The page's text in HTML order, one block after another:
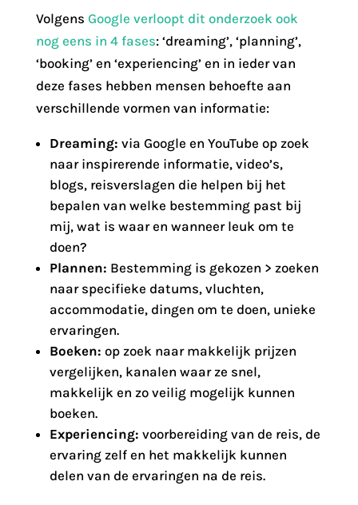
Volgens Google verloopt dit onderzoek ook
nog eens in 4 fases: ‘dreaming’, ‘planning’,
‘booking’ en ‘experiencing’ en in ieder van
deze fases hebben mensen behoefte aan
verschillende vormen van informatie:
Dreaming: via Google en YouTube op zoek
naar inspirerende informatie, video’s,
blogs, reisverslagen die helpen bij het
bepalen van welke bestemming past bij
mij, wat is waar en wanneer leuk om te
doen?
Plannen: Bestemming is gekozen > zoeken
naar specifieke datums, vluchten,
accommodatie, dingen om te doen, unieke
ervaringen.
Boeken: op zoek naar makkelijk prijzen
vergelijken, kanalen waar ze snel,
makkelijk en zo veilig mogelijk kunnen
boeken.
Experiencing: voorbereiding van de reis, de
ervaring zelf en het makkelijk kunnen
delen van de ervaringen na de reis.